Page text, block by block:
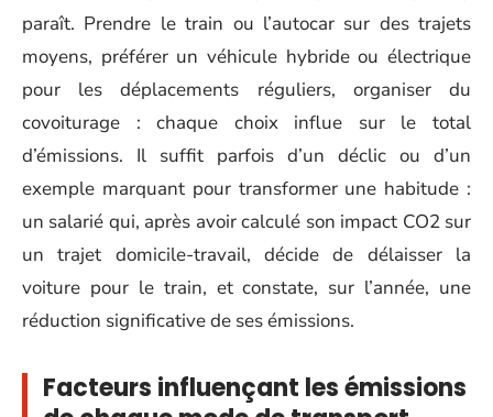
paraît. Prendre le train ou l’autocar sur des trajets
moyens, préférer un véhicule hybride ou électrique
pour les déplacements réguliers, organiser du
covoiturage : chaque choix influe sur le total
d’émissions. Il suffit parfois d’un déclic ou d’un
exemple marquant pour transformer une habitude :
un salarié qui, après avoir calculé son impact CO2 sur
un trajet domicile-travail, décide de délaisser la
voiture pour le train, et constate, sur l’année, une
réduction significative de ses émissions.
Facteurs influençant les émissions